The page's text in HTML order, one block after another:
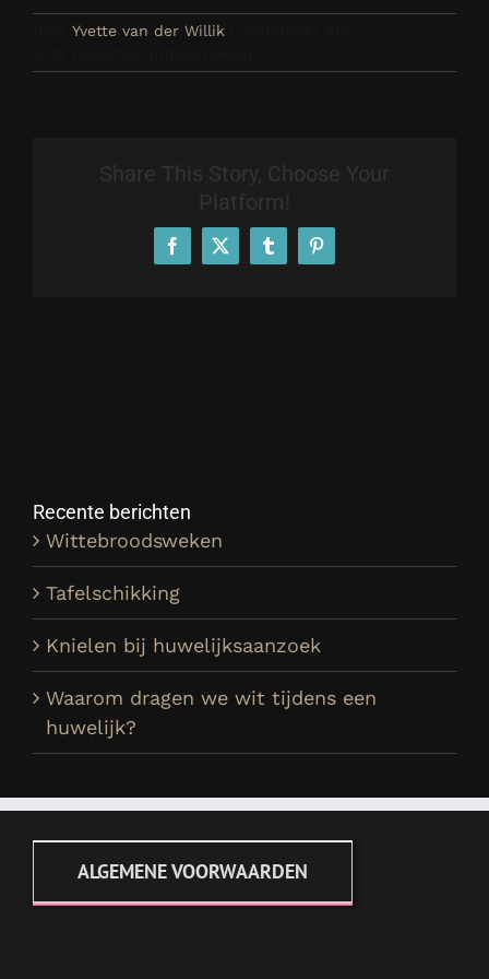
Yvette van der Willik
Mariska
Share This Story, Choose Your
Platform!
Facebook
X TumblrPinterest
Recente berichten
Wittebroodsweken
Tafelschikking
Knielen bij huwelijksaanzoek
Waarom dragen we wit tijdens een
huwelijk?
ALGEMENE VOORWAARDEN